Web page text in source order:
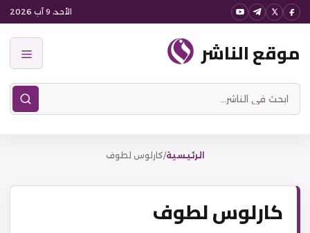
انتقل
المحتوى
الأحد، 9 آب 2026
موقع الناشر
ابحث
في
الرئيسية/كارلوس لطوف
كارلوس لطوف